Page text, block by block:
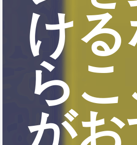
け
らこ
が